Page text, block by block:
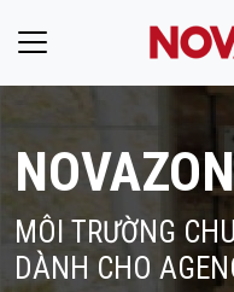
NOVAZON
MÔI TRƯỜNG
DÀNH CHO